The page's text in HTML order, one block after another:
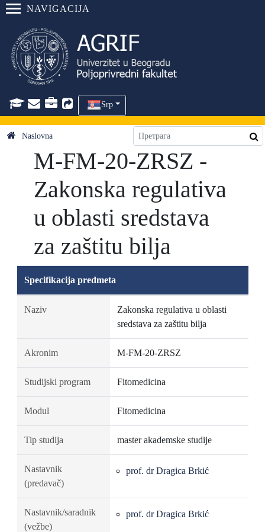
NAVIGACIJA
Srp
Naslovna
M-FM-20-ZRSZ -
Zakonska regulativa
u oblasti sredstava
za zaštitu bilja
Specifikacija predmeta
Naziv
Zakonska regulativa u oblasti
sredstava za zaštitu bilja
Akronim M-FM-20-ZRSZ
Studijski program Fitomedicina
Modul Fitomedicina
Tip studija master akademske studije
Nastavnik
(predavač)
prof. dr Dragica Brkić
Nastavnik/saradnik
(vežbe)
prof. dr Dragica Brkić